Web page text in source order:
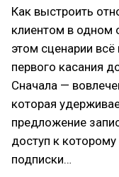
Как выстроить
клиентом в одном
этом сценарии всё
первого касания
Сначала —
которая
предложение
доступ к
подписки…